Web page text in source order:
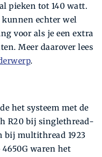
pieken tot 140 watt.
kunnen echter wel
voor als je een extra
Meer daarover lees
.
het systeem met de
R20 bij singlethread-
bij multithread 1923
waren het